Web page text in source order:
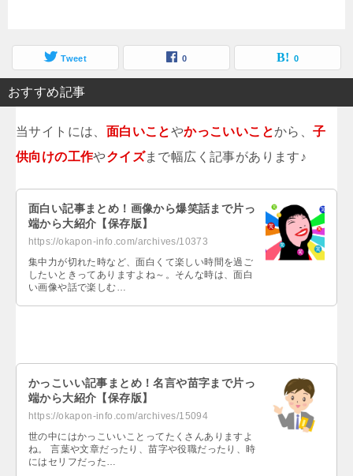
Tweet 0 0
おすすめ記事
当サイトには、 面白いことやかっこいいことから、子
供向けの工作やクイズまで幅広く記事があります♪
面白い記事まとめ！画像から爆笑話まで片っ
端から大紹介【保存版】
https://okapon-info.com/archives/10373
集中力が切れた時など、面白くて楽しい時間を過ご
したいときってありますよね～。そんな時は、面白
い画像や話で楽しむ…
かっこいい記事まとめ！名言や苗字まで片っ
端から大紹介【保存版】
https://okapon-info.com/archives/15094
世の中にはかっこいいことってたくさんありますよ
ね。 言葉や文章だったり、苗字や役職だったり、時
にはセリフだった…